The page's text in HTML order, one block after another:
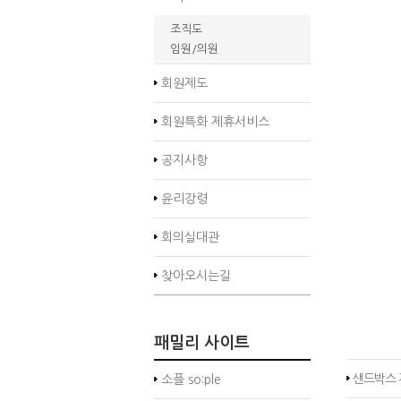
조직도
임원/의원
회원제도
회원특화 제휴서비스
공지사항
윤리강령
회의실대관
찾아오시는길
패밀리 사이트
소플 so:ple 샌드박스